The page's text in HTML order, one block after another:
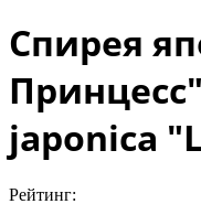
Спирея
japonica
Рейтинг: